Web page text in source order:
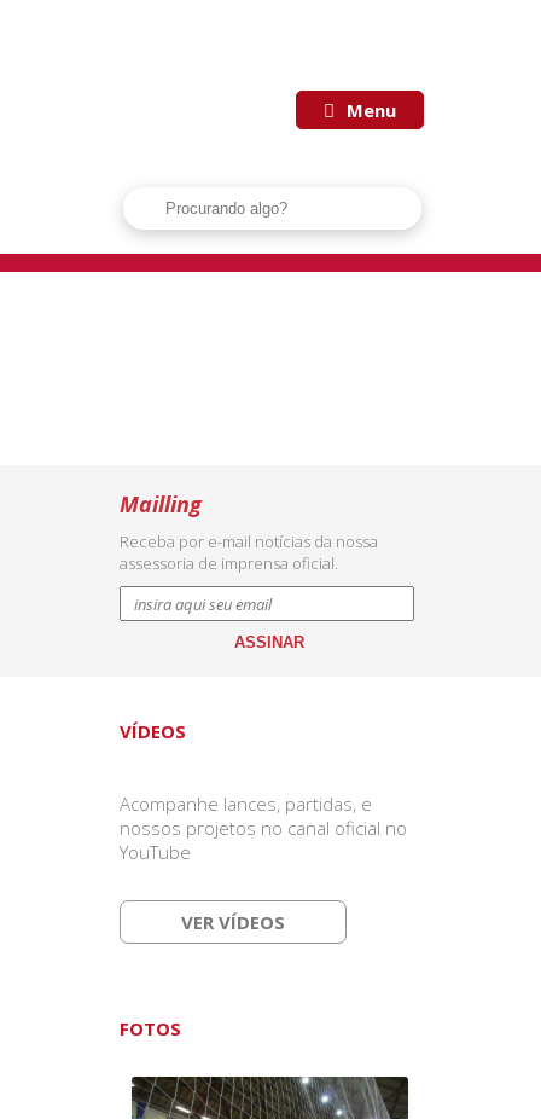
Menu
Mailling
Receba por e-mail notícias da nossa
assessoria de imprensa oficial.
VÍDEOS
Acompanhe lances, partidas, e
nossos projetos no canal oficial no
YouTube
VER VÍDEOS
FOTOS